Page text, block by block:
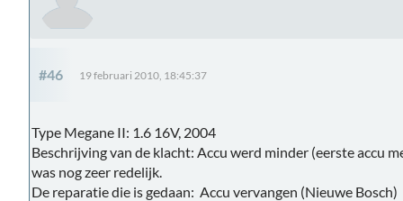
#46 19 februari 2010, 18:45:37
Type Megane II: 1.6 16V, 2004
Beschrijving van de klacht: Accu werd minder (eerste accu
was nog zeer redelijk.
De reparatie die is gedaan: Accu vervangen (Nieuwe Bosch)